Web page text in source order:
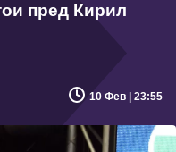
пред Кирил
10 Фев | 23:55